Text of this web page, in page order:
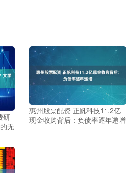
研
无
惠州股票配资 正帆科技11.2亿
现金收购背后：负债率逐年递增